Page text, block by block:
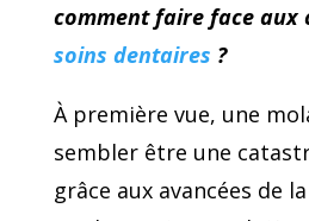
comment faire face aux
soins dentaires ?
À première vue, une
sembler être une
grâce aux avancées de la